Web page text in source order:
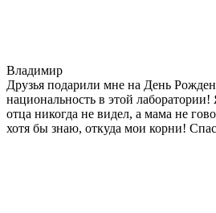
Владимир
Друзья подарили мне на День
национальность в этой
отца никогда не видел, а мама не
хотя бы знаю, откуда мои корни!